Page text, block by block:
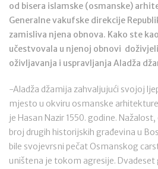
od bisera islamske (osmanske)
Generalne vakufske direkcije
zamisliva njena obnova. Kako ste
učestvovala u njenoj obnovi
oživljavanja i uspravljanja Aladža
-Aladža džamija zahvaljujući svojoj
mjesto u okviru osmanske
je Hasan Nazir 1550. godine.
broj drugih historijskih građevina u
bile svojevrsni pečat Osmanskog
uništena je tokom agresije. Dvadeset